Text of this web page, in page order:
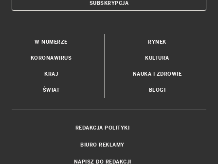
SUBSKRYPCJA
W NUMERZE
KORONAWIRUS
KRAJ
ŚWIAT
RYNEK
KULTURA
NAUKA I ZDROWIE
BLOGI
REDAKCJA POLITYKI
BIURO REKLAMY
NAPISZ DO REDAKCJI